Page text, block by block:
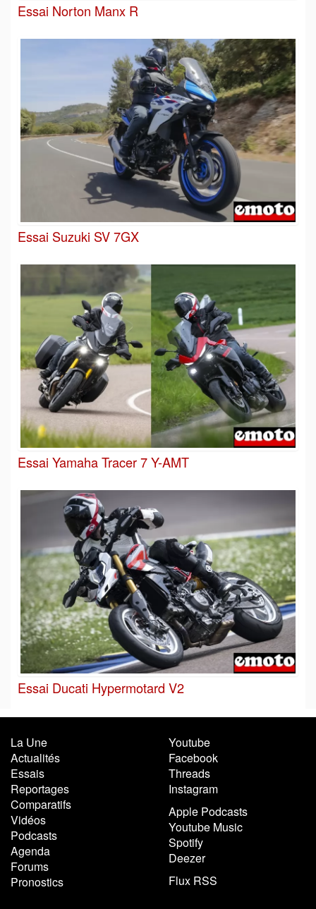
Essai Norton Manx R
Essai Suzuki SV 7GX
Essai Yamaha Tracer 7 Y-AMT
Essai Ducati Hypermotard V2
La Une
Actualités
Essais
Reportages
Comparatifs
Vidéos
Podcasts
Agenda
Forums
Pronostics
Youtube
Facebook
Threads
Instagram
Apple Podcasts
Youtube Music
Spotify
Deezer
Flux RSS